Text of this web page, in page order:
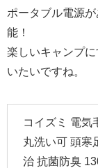
ポータブル電源
能！
楽しいキャンプ
いたいですね。
コイズミ 電気
丸洗い可 頭寒
治 抗菌防臭